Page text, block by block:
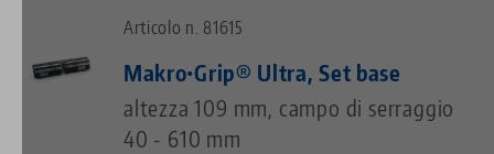
Articolo n. 81615
Makro•Grip® Ultra, Set base
altezza 109 mm, campo di serraggio
40 - 610 mm